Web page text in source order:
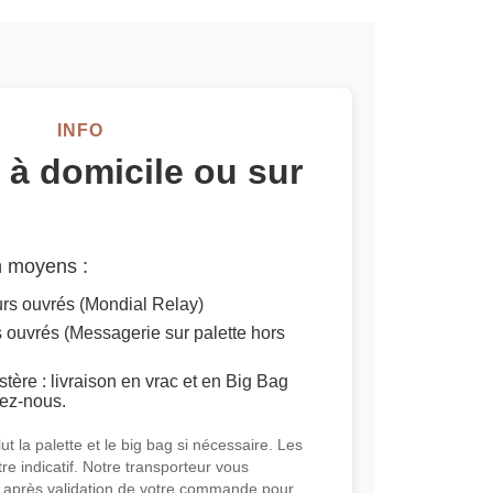
INFO
domicile ou sur
moyens :
ouvrés (Mondial Relay)
ouvrés (Messagerie sur palette hors
: livraison en vrac et en Big Bag
nous.
la palette et le big bag si nécessaire. Les
indicatif. Notre transporteur vous
validation de votre commande pour